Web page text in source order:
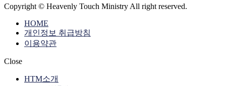
Copyright © Heavenly Touch Ministry All right reserved.
HOME
개인정보 취급방침
이용약관
Close
HTM소개